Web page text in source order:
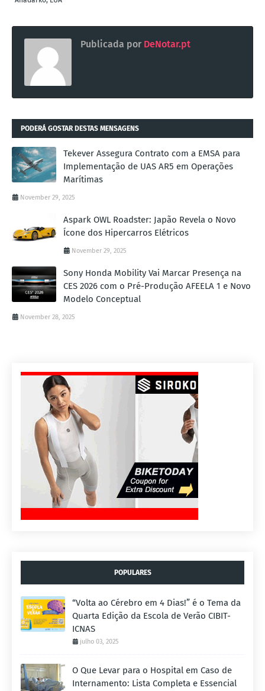
Publicada por DeNotar.pt
PODERÁ GOSTAR DESTAS MENSAGENS
Tekever Assegura Contrato com a EMSA para
Implementação de UAS AR5 em Operações
Marítimas
November 29, 2025
Aspark OWL Roadster: Japão Revela o Novo
Ícone dos Hipercarros Elétricos
November 29, 2025
Sony Honda Mobility Vai Marcar Presença na
CES 2026 com o Pré-Produção AFEELA 1 e Novo
Modelo Conceptual
November 28, 2025
POPULARES
“Volta ao Cérebro em 4 Dias!” é o Tema da
Quarta Edição da Escola de Verão CIBIT-
ICNAS
julho 03, 2025
O Que Levar para o Hospital em Caso de
Internamento: Lista Completa e Essencial